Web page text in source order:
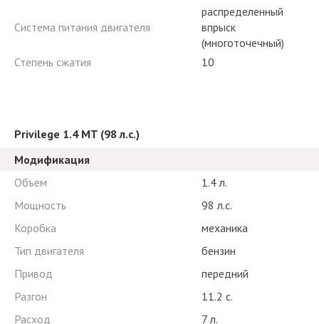
Система питания двигателя
распределенный
впрыск
(многоточечный)
Степень сжатия
10
Privilege 1.4 MT (98 л.с.)
Модификация
Объем
1.4 л.
Мощность
98 л.с.
Коробка
механика
Тип двигателя
бензин
Привод
передний
Разгон
11.2 с.
Расход
7 л.